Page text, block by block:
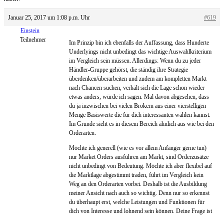
Januar 25, 2017 um 1:08 p.m. Uhr
#619
Einstein
Teilnehmer
Im Prinzip bin ich ebenfalls der Auffassung, dass Hunderte
Underlyings nicht unbedingt das wichtige Auswahlkriterium
im Vergleich sein müssen. Allerdings: Wenn du zu jeder
Händler-Gruppe gehörst, die ständig ihre Strategie
überdenken/überarbeiten und zudem am kompletten Markt
nach Chancen suchen, verhält sich die Lage schon wieder
etwas anders, würde ich sagen. Mal davon abgesehen, dass
du ja inzwischen bei vielen Brokern aus einer vierstelligen
Menge Basiswerte die für dich interessanten wählen kannst.
Im Grunde sieht es in diesem Bereich ähnlich aus wie bei den
Orderarten.
Möchte ich generell (wie es vor allem Anfänger gerne tun)
nur Market Orders ausführen am Markt, sind Orderzusätze
nicht unbedingt von Bedeutung. Möchte ich aber flexibel auf
die Marktlage abgestimmt traden, führt im Vergleich kein
Weg an den Orderarten vorbei. Deshalb ist die Ausbildung
meiner Ansicht nach auch so wichtig. Denn nur so erkennst
du überhaupt erst, welche Leistungen und Funktionen für
dich von Interesse und lohnend sein können. Deine Frage ist